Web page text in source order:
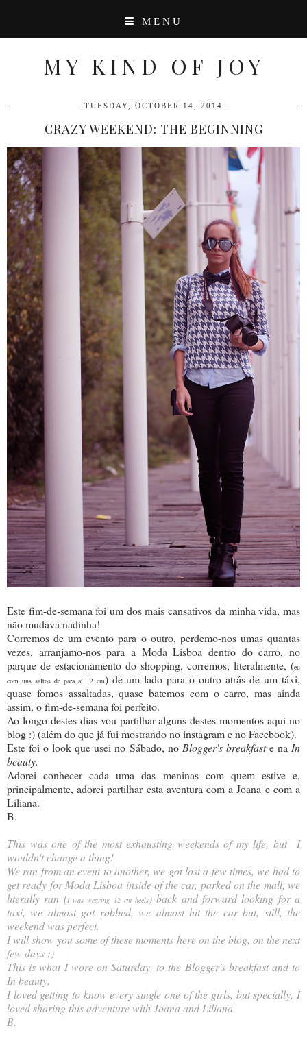
MENU
MY KIND OF JOY
TUESDAY, OCTOBER 14, 2014
CRAZY WEEKEND: THE BEGINNING
Este fim-de-semana foi um dos mais cansativos da minha vida, mas
não mudava nadinha!
Corremos de um evento para o outro, perdemo-nos umas quantas
vezes, arranjamo-nos para a Moda Lisboa dentro do carro, no
parque de estacionamento do shopping, corremos, literalmente, (eu
com uns saltos de para aí 12 cm) de um lado para o outro atrás de um táxi,
quase fomos assaltadas, quase batemos com o carro, mas ainda
assim, o fim-de-semana foi perfeito.
Ao longo destes dias vou partilhar alguns destes momentos aqui no
blog :) (além do que já fui mostrando no instagram e no Facebook).
Este foi o look que usei no Sábado, no Blogger's breakfaste na In
beauty.
Adorei conhecer cada uma das meninas com quem estive e,
principalmente, adorei partilhar esta aventura com a Joana e com a
Liliana.
B.
This was one of the most exhausting weekends of my life, but I
wouldn't change a thing!
We ran from an event to another, we got lost a few times, we had to
get ready for Moda Lisboa inside of the car, parked on the mall, we
literally ran (I was wearing 12 cm heels) back and forward looking for a
taxi, we almost got robbed, we almost hit the car but, still, the
weekend was perfect.
I will show you some of these moments here on the blog, on the next
few days :)
This is what I wore on Saturday, to the Blogger's breakfast and to
In beauty.
I loved getting to know every single one of the girls, but specially, I
loved sharing this adventure with Joana and Liliana.
B.